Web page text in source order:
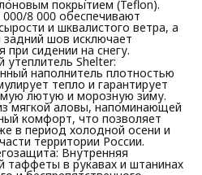
покрытием (Teflon).
8 000 обеспечивают
и шквалистого ветра, а
шов исключает
сидении на снегу.
утеплитель Shelter:
наполнитель плотностью
тепло и гарантирует
лютую и морозную зиму.
мягкой аловы, напоминающей
комфорт, что позволяет
в период холодной осени и
территории России.
Внутренняя
таффеты в рукавах и штанинах